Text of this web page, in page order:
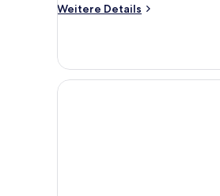
Weitere Details
Weitere
1 Queen-
Bett
und